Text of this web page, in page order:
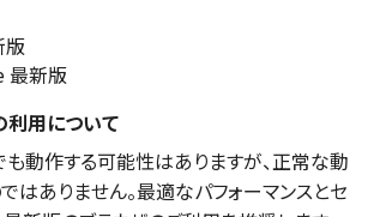
版
最新版
用について
動作する可能性はありますが、正常な動
はありません。最適なパフォーマンスとセ